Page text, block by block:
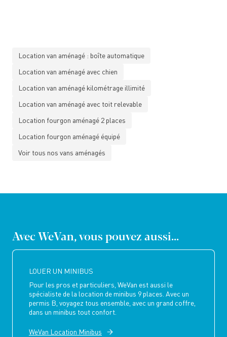
Location van aménagé : boîte automatique
Location van aménagé avec chien
Location van aménagé kilométrage illimité
Location van aménagé avec toit relevable
Location fourgon aménagé 2 places
Location fourgon aménagé équipé
Voir tous nos vans aménagés
Avec WeVan, vous pouvez aussi...
LOUER UN MINIBUS
Pour les pros et particuliers, WeVan est aussi le
spécialiste de la location de minibus 9 places. Avec un
permis B, voyagez tous ensemble, avec un grand coffre,
dans un minibus tout confort.
WeVan Location Minibus